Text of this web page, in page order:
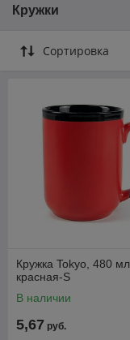
Кружки
Сортировка
Кружка Tokyo, 480 мл,
красная-S
В наличии
5,67 руб.